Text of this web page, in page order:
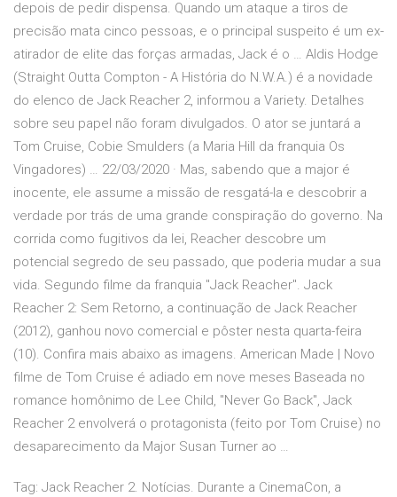
depois de pedir dispensa. Quando um ataque a tiros de
precisão mata cinco pessoas, e o principal suspeito é um ex-
atirador de elite das forças armadas, Jack é o … Aldis Hodge
(Straight Outta Compton - A História do N.W.A.) é a novidade
do elenco de Jack Reacher 2, informou a Variety. Detalhes
sobre seu papel não foram divulgados. O ator se juntará a
Tom Cruise, Cobie Smulders (a Maria Hill da franquia Os
Vingadores) … 22/03/2020 · Mas, sabendo que a major é
inocente, ele assume a missão de resgatá-la e descobrir a
verdade por trás de uma grande conspiração do governo. Na
corrida como fugitivos da lei, Reacher descobre um
potencial segredo de seu passado, que poderia mudar a sua
vida. Segundo filme da franquia "Jack Reacher". Jack
Reacher 2: Sem Retorno, a continuação de Jack Reacher
(2012), ganhou novo comercial e pôster nesta quarta-feira
(10). Confira mais abaixo as imagens. American Made | Novo
filme de Tom Cruise é adiado em nove meses Baseada no
romance homônimo de Lee Child, "Never Go Back", Jack
Reacher 2 envolverá o protagonista (feito por Tom Cruise) no
desaparecimento da Major Susan Turner ao …
Tag: Jack Reacher 2. Notícias. Durante a CinemaCon, a